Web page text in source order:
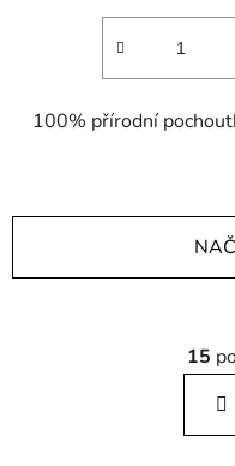
100% přírodní
15